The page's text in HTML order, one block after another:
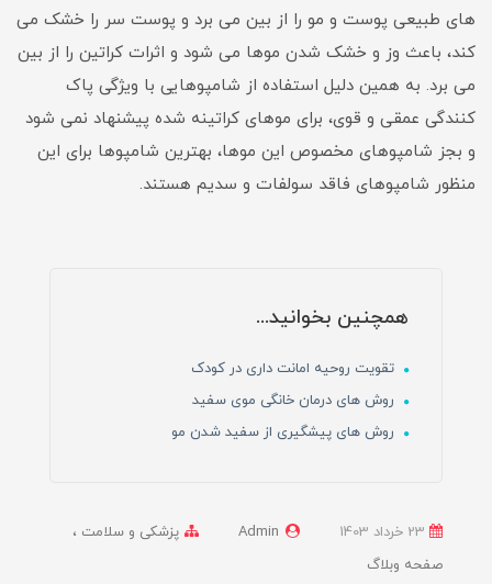
های طبیعی پوست و مو را از بین می برد و پوست سر را خشک می
کند، باعث وز و خشک شدن موها می شود و اثرات کراتین را از بین
می برد. به همین دلیل استفاده از شامپوهایی با ویژگی پاک
کنندگی عمقی و قوی، برای موهای کراتینه شده پیشنهاد نمی شود
و بجز شامپوهای مخصوص این موها، بهترین شامپوها برای این
منظور شامپوهای فاقد سولفات و سدیم هستند.
همچنین بخوانید...
تقویت روحیه امانت داری در کودک
روش های درمان خانگی موی سفید
روش های پیشگیری از سفید شدن مو
Admin
پزشکی و سلامت
صفحه وبلاگ